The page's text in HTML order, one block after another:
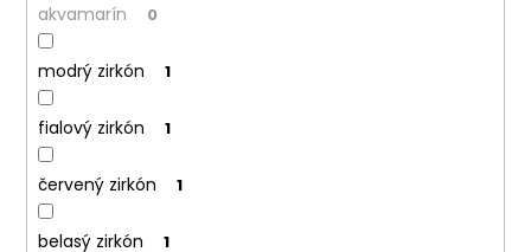
akvamarín 0
modrý zirkón 1
fialový zirkón 1
červený zirkón 1
belasý zirkón 1